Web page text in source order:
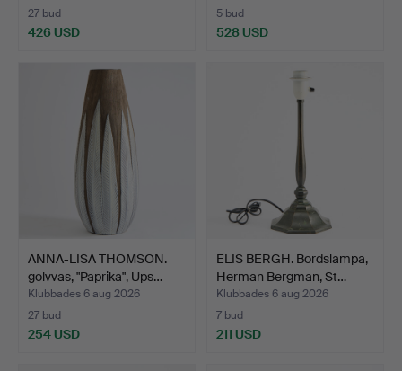
27 bud
426 USD
5 bud
528 USD
ANNA-LISA THOMSON.
golvvas, "Paprika", Ups…
Klubbades 6 aug 2026
27 bud
254 USD
ELIS BERGH. Bordslampa,
Herman Bergman, St…
Klubbades 6 aug 2026
7 bud
211 USD